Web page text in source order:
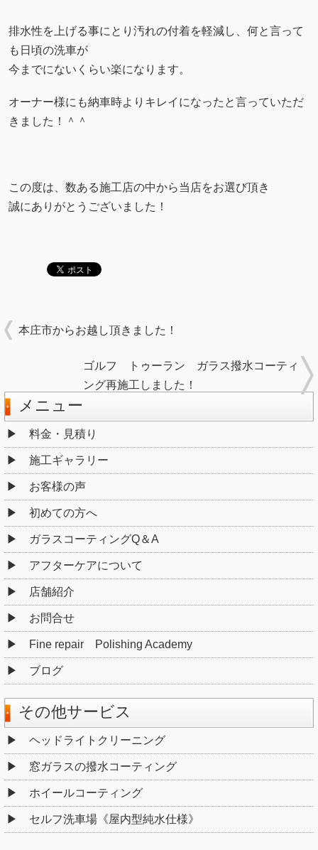
排水性を上げる事にとり汚れの付着を軽減し、何と言って
も日頃の洗車が
今までにないくらい楽になります。
オーナー様にも納車時よりキレイになったと言っていただ
きました！＾＾
この度は、数ある施工店の中から当店をお選び頂き
誠にありがとうございました！
本庄市からお越し頂きました！
ゴルフ トゥーラン ガラス撥水コーティ
ング再施工しました！
メニュー
料金・見積り
施工ギャラリー
お客様の声
初めての方へ
ガラスコーティングQ＆A
アフターケアについて
店舗紹介
お問合せ
Fine repair Polishing Academy
ブログ
その他サービス
ヘッドライトクリーニング
窓ガラスの撥水コーティング
ホイールコーティング
セルフ洗車場《屋内型純水仕様》